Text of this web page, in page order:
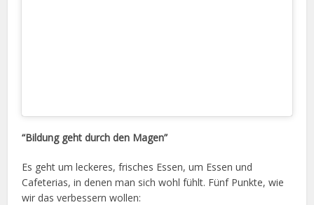
“Bildung geht durch den Magen”
Es geht um leckeres, frisches Essen, um Essen und
Cafeterias, in denen man sich wohl fühlt. Fünf Punkte, wie
wir das verbessern wollen: